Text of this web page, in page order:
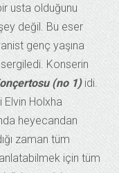
usta olduğunu
değil. Bu eser
genç yaşına
Konserin
(no 1)idi.
Elvin Holxha
heyecandan
zaman tüm
için tüm